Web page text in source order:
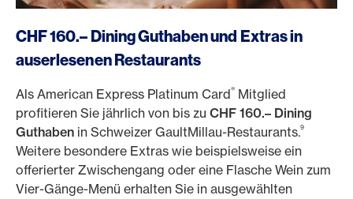
CHF 160.– Dining Guthaben und Extras in
auserlesenen Restaurants
Als American Express Platinum Card® Mitglied
profitieren Sie jährlich von bis zu CHF 160.– Dining
Guthaben in Schweizer GaultMillau-Restaurants.9
Weitere besondere Extras wie beispielsweise ein
offerierter Zwischengang oder eine Flasche Wein zum
Vier-Gänge-Menü erhalten Sie in ausgewählten